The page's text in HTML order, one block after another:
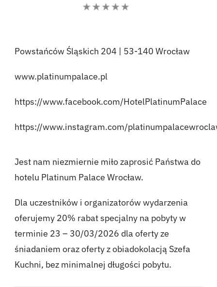
Powstańców Śląskich 204 | 53-140 Wrocław
www.platinumpalace.pl
https://www.facebook.com/HotelPlatinumPalace
https://www.instagram.com/
Jest nam niezmiernie miło zaprosić Państwa do
hotelu Platinum Palace Wrocław.
Dla uczestników i organizatorów wydarzenia
oferujemy 20% rabat specjalny na pobyty w
terminie 23 – 30/03/2026 dla oferty ze
śniadaniem oraz oferty z obiadokolacją Szefa
Kuchni, bez minimalnej długości pobytu.